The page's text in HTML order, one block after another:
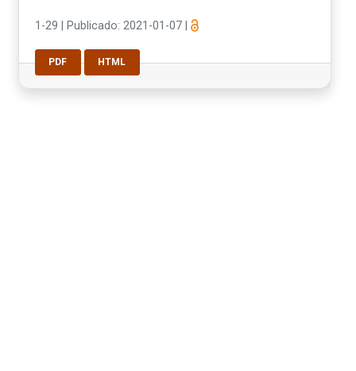
1-29 Publicado: 2021-01-07
PDF HTML